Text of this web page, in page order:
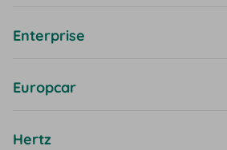
Enterprise
Europcar
Hertz